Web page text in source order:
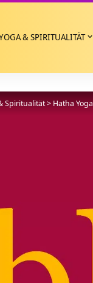
& SPIRITUALITÄT
Spiritualität> Hatha Yoga